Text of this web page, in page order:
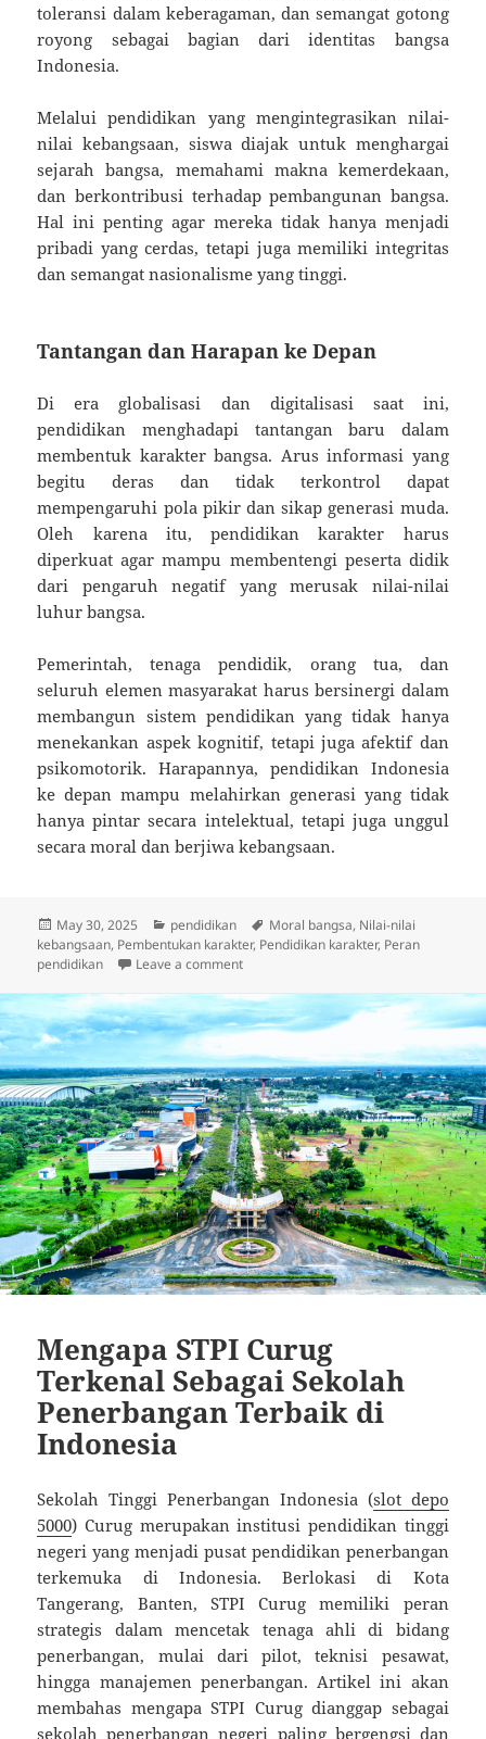
toleransi dalam keberagaman, dan semangat gotong
royong sebagai bagian dari identitas bangsa
Indonesia.
Melalui pendidikan yang mengintegrasikan nilai-
nilai kebangsaan, siswa diajak untuk menghargai
sejarah bangsa, memahami makna kemerdekaan,
dan berkontribusi terhadap pembangunan bangsa.
Hal ini penting agar mereka tidak hanya menjadi
pribadi yang cerdas, tetapi juga memiliki integritas
dan semangat nasionalisme yang tinggi.
Tantangan dan Harapan ke Depan
Di era globalisasi dan digitalisasi saat ini,
pendidikan menghadapi tantangan baru dalam
membentuk karakter bangsa. Arus informasi yang
begitu deras dan tidak terkontrol dapat
mempengaruhi pola pikir dan sikap generasi muda.
Oleh karena itu, pendidikan karakter harus
diperkuat agar mampu membentengi peserta didik
dari pengaruh negatif yang merusak nilai-nilai
luhur bangsa.
Pemerintah, tenaga pendidik, orang tua, dan
seluruh elemen masyarakat harus bersinergi dalam
membangun sistem pendidikan yang tidak hanya
menekankan aspek kognitif, tetapi juga afektif dan
psikomotorik. Harapannya, pendidikan Indonesia
ke depan mampu melahirkan generasi yang tidak
hanya pintar secara intelektual, tetapi juga unggul
secara moral dan berjiwa kebangsaan.
Posted
on
May 30, 2025 Categories
pendidikan Tags
Moral bangsa, Nilai-nilai
kebangsaan, Pembentukan karakter, Pendidikan karakter, Peran
pendidikan
Leave a commenton Pendidikan dan Perannya dalam
Mengapa STPI Curug
Terkenal Sebagai Sekolah
Penerbangan Terbaik di
Indonesia
Sekolah Tinggi Penerbangan Indonesia (slot depo
5000) Curug merupakan institusi pendidikan tinggi
negeri yang menjadi pusat pendidikan penerbangan
terkemuka di Indonesia. Berlokasi di Kota
Tangerang, Banten, STPI Curug memiliki peran
strategis dalam mencetak tenaga ahli di bidang
penerbangan, mulai dari pilot, teknisi pesawat,
hingga manajemen penerbangan. Artikel ini akan
membahas mengapa STPI Curug dianggap sebagai
sekolah penerbangan negeri paling bergengsi dan